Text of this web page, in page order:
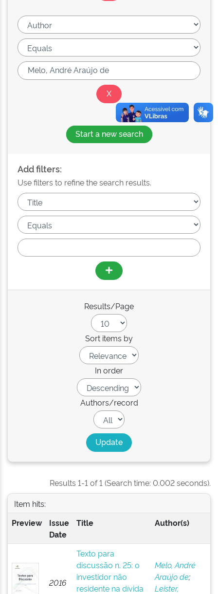
Start a new search
Add filters:
Use filters to refine the search results.
Results/Page
Sort items by
In order
Authors/record
Results 1-1 of 1 (Search time: 0.002 seconds).
Item hits:
Preview
Issue
Date
Title Author(s)
2016
Texto para
discussão n. 25: o
investidor não
residente na dívida
Melo, André
Araújo de;
Leister,